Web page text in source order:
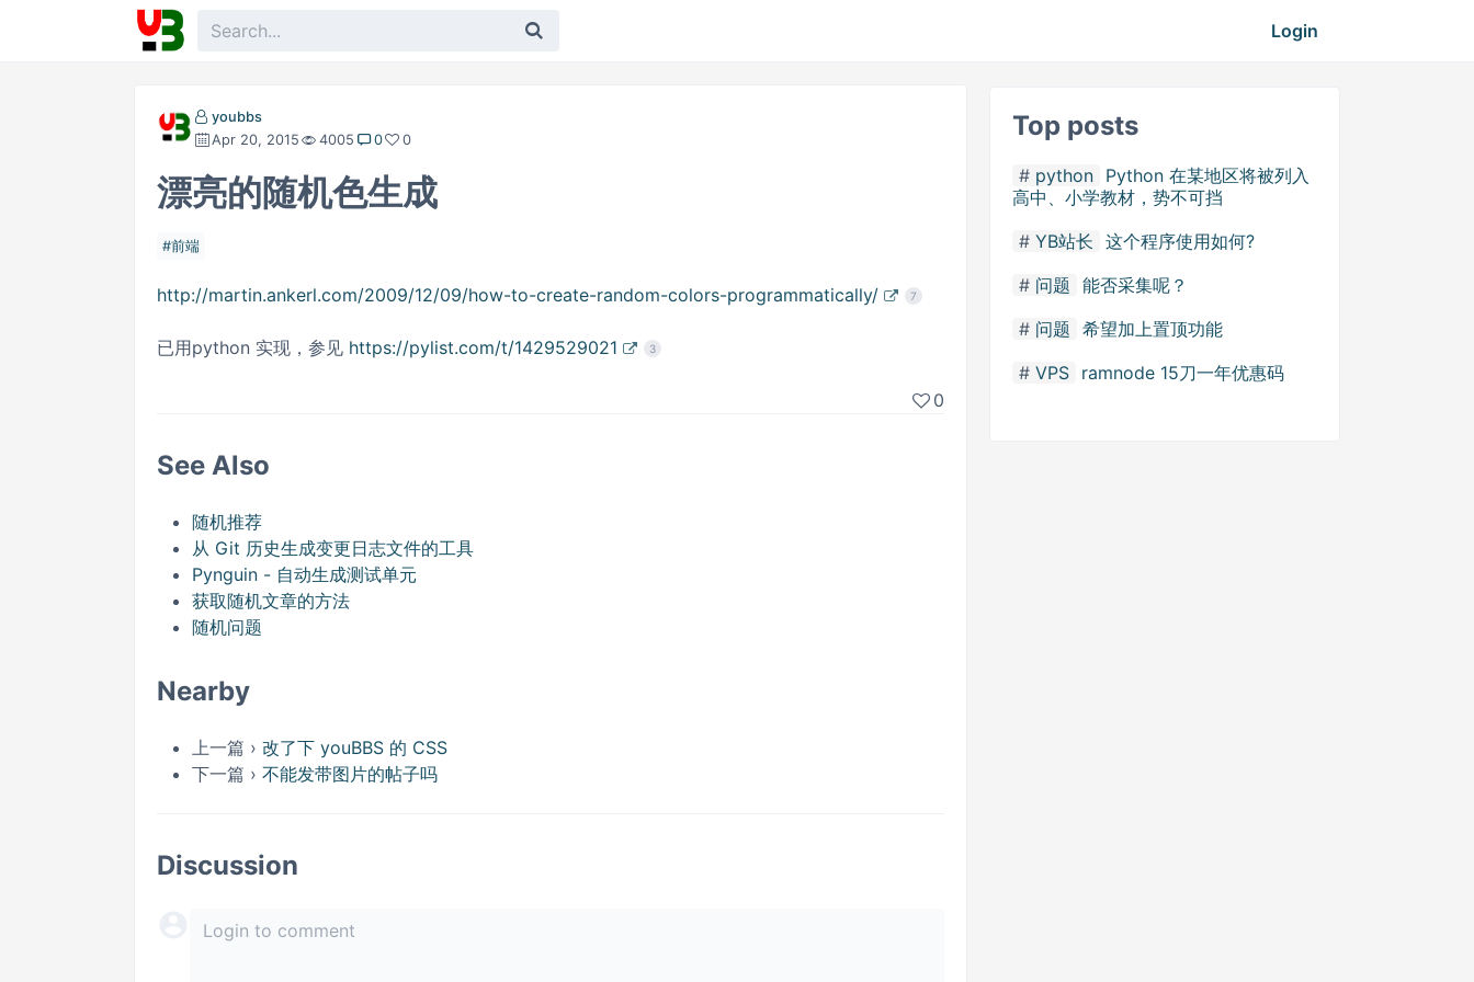
Login
youbbs
Apr 20, 2015
4005 0 0
漂亮的随机色生成
前端
http://martin.ankerl.com/2009/12/09/how-to-create-random-colors-programmatically/ 7
已用python 实现，参见 https://pylist.com/t/1429529021 3
0
See Also
随机推荐
从 Git 历史生成变更日志文件的工具
Pynguin - 自动生成测试单元
获取随机文章的方法
随机问题
Nearby
上一篇 › 改了下 youBBS 的 CSS
下一篇 › 不能发带图片的帖子吗
Discussion
Top posts
python Python 在某地区将被列入
高中、小学教材，势不可挡
YB站长 这个程序使用如何?
问题 能否采集呢？
问题 希望加上置顶功能
VPS ramnode 15刀一年优惠码